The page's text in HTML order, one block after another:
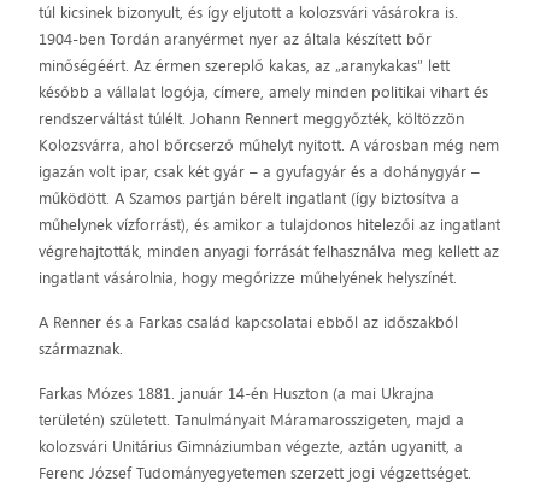
túl kicsinek bizonyult, és így eljutott a kolozsvári vásárokra is.
1904-ben Tordán aranyérmet nyer az általa készített bőr
minőségéért. Az érmen szereplő kakas, az „aranykakas” lett
később a vállalat logója, címere, amely minden politikai vihart és
rendszerváltást túlélt. Johann Rennert meggyőzték, költözzön
Kolozsvárra, ahol bőrcserző műhelyt nyitott. A városban még nem
igazán volt ipar, csak két gyár – a gyufagyár és a dohánygyár –
működött. A Szamos partján bérelt ingatlant (így biztosítva a
műhelynek vízforrást), és amikor a tulajdonos hitelezői az ingatlant
végrehajtották, minden anyagi forrását felhasználva meg kellett az
ingatlant vásárolnia, hogy megőrizze műhelyének helyszínét.
A Renner és a Farkas család kapcsolatai ebből az időszakból
származnak.
Farkas Mózes 1881. január 14-én Huszton (a mai Ukrajna
területén) született. Tanulmányait Máramarosszigeten, majd a
kolozsvári Unitárius Gimnáziumban végezte, aztán ugyanitt, a
Ferenc József Tudományegyetemen szerzett jogi végzettséget.